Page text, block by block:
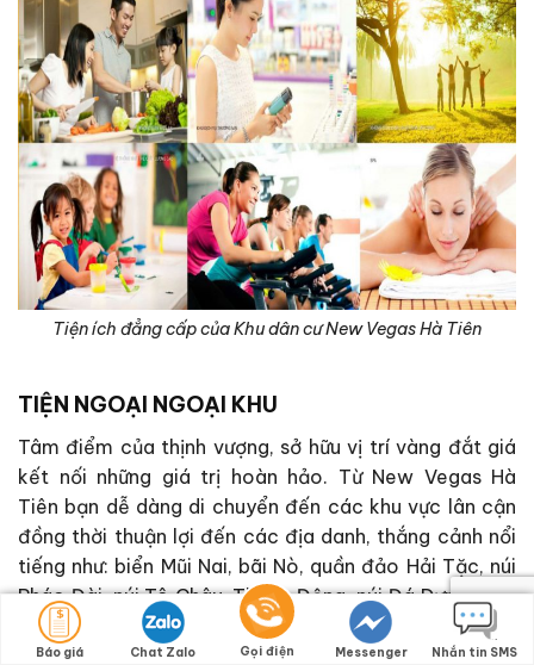
Tiện ích đẳng cấp của Khu dân cư New Vegas Hà Tiên
TIỆN NGOẠI NGOẠI KHU
Tâm điểm của thịnh vượng, sở hữu vị trí vàng đắt giá
kết nối những giá trị hoàn hảo. Từ New Vegas Hà
Tiên bạn dễ dàng di chuyển đến các khu vực lân cận
đồng thời thuận lợi đến các địa danh, thắng cảnh nổi
tiếng như: biển Mũi Nai, bãi Nò, quần đảo Hải Tặc, núi
Pháo Đài, núi Tô Châu, Thạch Động, núi Đá Dựng, lăng
Mạc Cửu, chùa Phù Dung, cửa khẩu quốc tế Hà Tiên và
casino Hà Tiên Vegas…. Nằm ở vị trí đắc địa, hội tụ
Báo giá Chat Zalo Gọi điện Messenger Nhắn tin SMS